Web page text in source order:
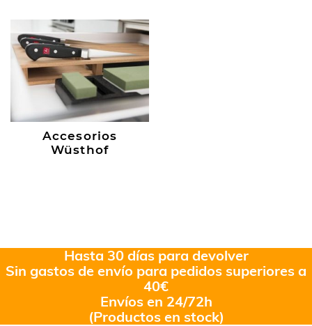
Accesorios
Wüsthof
Hasta 30 días para devolver
Sin gastos de envío para pedidos superiores a
40€
Envíos en 24/72h
(Productos en stock)